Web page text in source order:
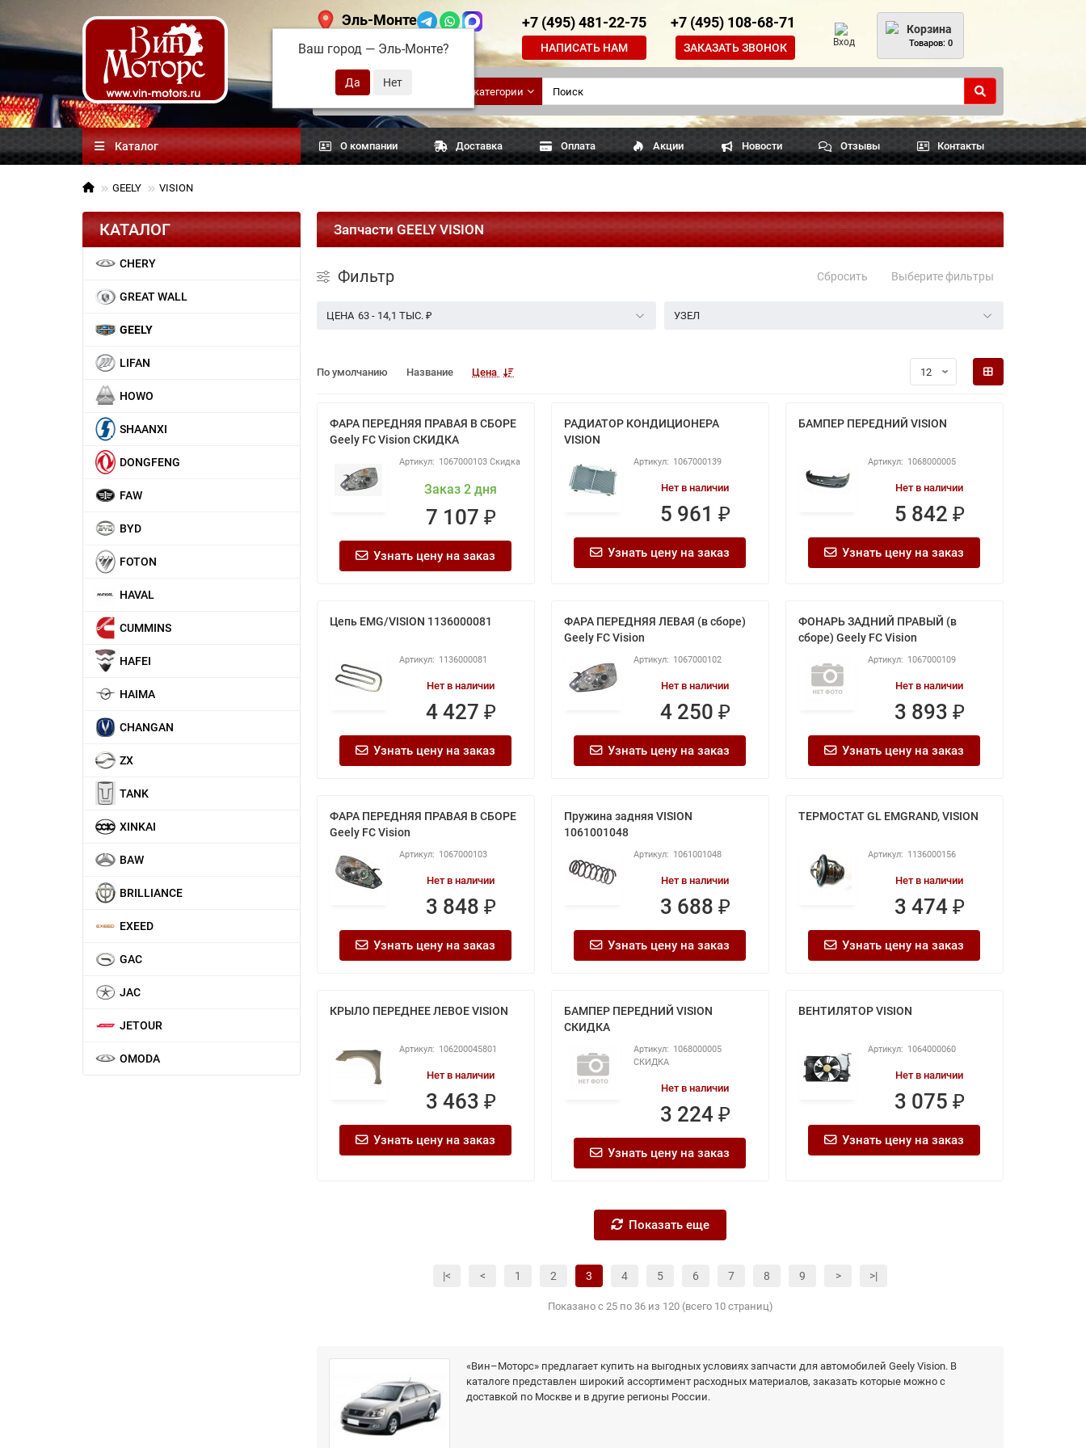
Эль-Монте
Ваш город — Эль-Монте?
+7 (495) 481-22-75
НАПИСАТЬ НАМ
+7 (495) 108-68-71
ЗАКАЗАТЬ ЗВОНОК Вход
Корзина
Товаров: 0
Китайские
автозапчасти
Все категории
Каталог О компании Доставка Оплата Акции Новости Отзывы Контакты
GEELY VISION
КАТАЛОГ
CHERY
GREAT WALL
GEELY
LIFAN
HOWO
SHAANXI
DONGFENG
FAW
BYD
FOTON
HAVAL
CUMMINS
HAFEI
HAIMA
CHANGAN
ZX
TANK
XINKAI
BAW
BRILLIANCE
EXEED
GAC
JAC
JETOUR
OMODA
Запчасти GEELY VISION
Фильтр Сбросить Выберите фильтры
63 - 14,1 ТЫС. ₽
ЦЕНА УЗЕЛ
По умолчанию Название Цена
ФАРА ПЕРЕДНЯЯ ПРАВАЯ В СБОРЕ
Geely FC Vision СКИДКА
1067000103 Скидка
Заказ 2 дня
7 107 ₽
Узнать цену на заказ
РАДИАТОР КОНДИЦИОНЕРА
VISION
1067000139
Нет в наличии
5 961 ₽
Узнать цену на заказ
БАМПЕР ПЕРЕДНИЙ VISION
1068000005
Нет в наличии
5 842 ₽
Узнать цену на заказ
Цепь EMG/VISION 1136000081
1136000081
Нет в наличии
4 427 ₽
Узнать цену на заказ
ФАРА ПЕРЕДНЯЯ ЛЕВАЯ (в сборе)
Geely FC Vision
1067000102
Нет в наличии
4 250 ₽
Узнать цену на заказ
ФОНАРЬ ЗАДНИЙ ПРАВЫЙ (в
сборе) Geely FC Vision
1067000109
Нет в наличии
3 893 ₽
Узнать цену на заказ
ФАРА ПЕРЕДНЯЯ ПРАВАЯ В СБОРЕ
Geely FC Vision
1067000103
Нет в наличии
3 848 ₽
Узнать цену на заказ
Пружина задняя VISION
1061001048
1061001048
Нет в наличии
3 688 ₽
Узнать цену на заказ
ТЕРМОСТАТ GL EMGRAND, VISION
1136000156
Нет в наличии
3 474 ₽
Узнать цену на заказ
КРЫЛО ПЕРЕДНЕЕ ЛЕВОЕ VISION
106200045801
Нет в наличии
3 463 ₽
Узнать цену на заказ
БАМПЕР ПЕРЕДНИЙ VISION
СКИДКА
1068000005
СКИДКА
Нет в наличии
3 224 ₽
Узнать цену на заказ
ВЕНТИЛЯТОР VISION
1064000060
Нет в наличии
3 075 ₽
Узнать цену на заказ
Показать еще
|< < 1 2 3 4 5 6 7 8 9 > >|
Показано с 25 по 36 из 120 (всего 10 страниц)
«Вин–Моторс» предлагает купить на выгодных условиях запчасти для автомобилей Geely Vision. В
каталоге представлен широкий ассортимент расходных материалов, заказать которые можно с
доставкой по Москве и в другие регионы России.